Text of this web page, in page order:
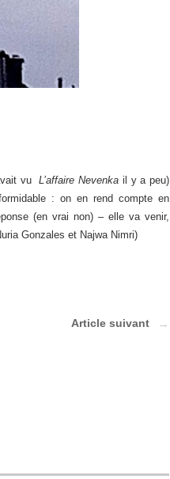
vu L’affaire Nevenka il y a peu)
: on en rend compte en
(en vrai non) – elle va venir,
Gonzales et Najwa Nimri)
Article suivant